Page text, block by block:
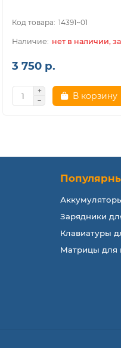
14391~01
нет в наличии,
3 750 р.
В корзину
Зарядники
Клавиатуры
Матрицы для